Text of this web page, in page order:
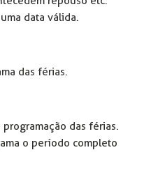
data válida.
das férias.
das férias.
o período completo